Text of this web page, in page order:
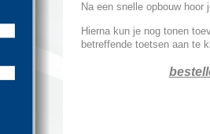
Na een snelle opbouw hoor
Hierna kun je nog tonen
betreffende toetsen aan te